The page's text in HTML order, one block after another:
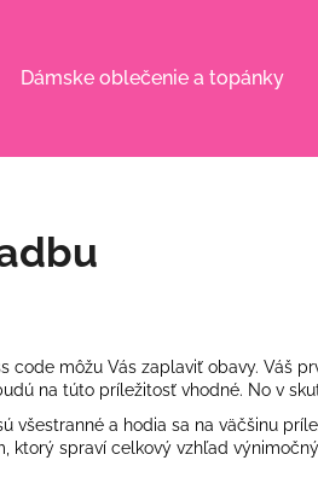
Dámske oblečenie a topánky
môžu Vás zaplaviť obavy. Váš
na túto príležitosť vhodné. No v
a hodia sa na väčšinu
ktorý spraví celkový vzhľad